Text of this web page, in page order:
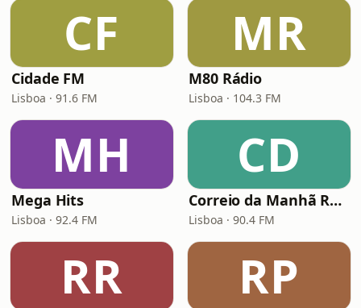
CF
Cidade FM
Lisboa · 91.6 FM
MR
M80 Rádio
Lisboa · 104.3 FM
MH
Mega Hits
Lisboa · 92.4 FM
CD
Correio da Manhã Rádio (CM Rádio)
Lisboa · 90.4 FM
RR RP